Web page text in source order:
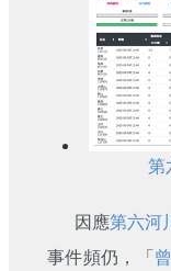
第
因應第六河
事件頻仍，「